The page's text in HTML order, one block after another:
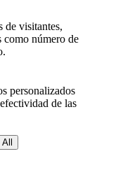
de visitantes,
como número de
personalizados
de las